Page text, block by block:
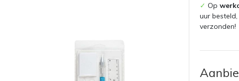
✓ Op
uur
verzonden!